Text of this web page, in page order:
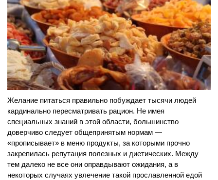
Желание питаться правильно побуждает тысячи людей
кардинально пересматривать рацион. Не имея
специальных знаний в этой области, большинство
доверчиво следует общепринятым нормам —
«прописывает» в меню продукты, за которыми прочно
закрепилась репутация полезных и диетических. Между
тем далеко не все они оправдывают ожидания, а в
некоторых случаях увлечение такой прославленной едой